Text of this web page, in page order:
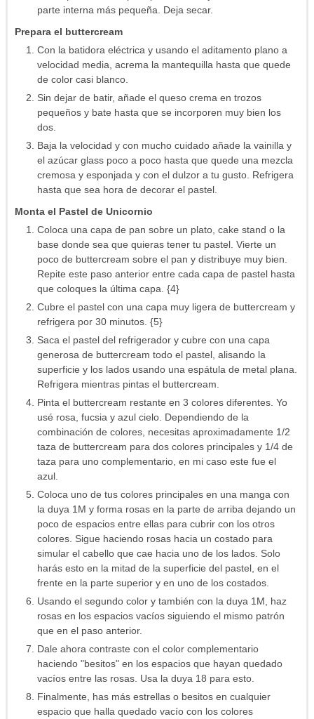
parte interna más pequeña. Deja secar.
Prepara el buttercream
Con la batidora eléctrica y usando el aditamento plano a
velocidad media, acrema la mantequilla hasta que quede
de color casi blanco.
Sin dejar de batir, añade el queso crema en trozos
pequeños y bate hasta que se incorporen muy bien los
dos.
Baja la velocidad y con mucho cuidado añade la vainilla y
el azúcar glass poco a poco hasta que quede una mezcla
cremosa y esponjada y con el dulzor a tu gusto. Refrigera
hasta que sea hora de decorar el pastel.
Monta el Pastel de Unicornio
Coloca una capa de pan sobre un plato, cake stand o la
base donde sea que quieras tener tu pastel. Vierte un
poco de buttercream sobre el pan y distribuye muy bien.
Repite este paso anterior entre cada capa de pastel hasta
que coloques la última capa. {4}
Cubre el pastel con una capa muy ligera de buttercream y
refrigera por 30 minutos. {5}
Saca el pastel del refrigerador y cubre con una capa
generosa de buttercream todo el pastel, alisando la
superficie y los lados usando una espátula de metal plana.
Refrigera mientras pintas el buttercream.
Pinta el buttercream restante en 3 colores diferentes. Yo
usé rosa, fucsia y azul cielo. Dependiendo de la
combinación de colores, necesitas aproximadamente 1/2
taza de buttercream para dos colores principales y 1/4 de
taza para uno complementario, en mi caso este fue el
azul.
Coloca uno de tus colores principales en una manga con
la duya 1M y forma rosas en la parte de arriba dejando un
poco de espacios entre ellas para cubrir con los otros
colores. Sigue haciendo rosas hacia un costado para
simular el cabello que cae hacia uno de los lados. Solo
harás esto en la mitad de la superficie del pastel, en el
frente en la parte superior y en uno de los costados.
Usando el segundo color y también con la duya 1M, haz
rosas en los espacios vacíos siguiendo el mismo patrón
que en el paso anterior.
Dale ahora contraste con el color complementario
haciendo "besitos" en los espacios que hayan quedado
vacíos entre las rosas. Usa la duya 18 para esto.
Finalmente, has más estrellas o besitos en cualquier
espacio que halla quedado vacío con los colores